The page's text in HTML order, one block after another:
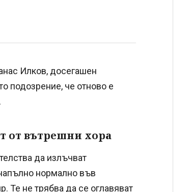
Илков, досегашен
подозрение, че отново е
от вътрешни хора
да излъчват
нормално във
Те не трябва да се оглавяват